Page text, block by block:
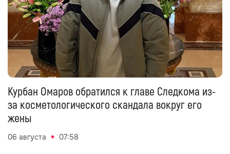
Курбан Омаров обратился к главе Следкома из-
за косметологического скандала вокруг его
жены
06 августа 07:58